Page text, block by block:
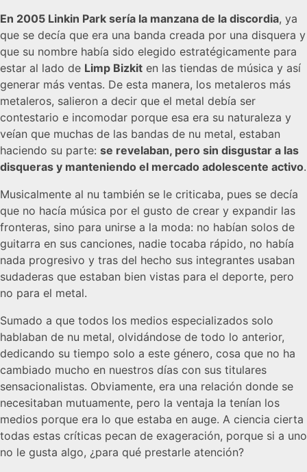
En 2005 Linkin Park sería la manzana de la discordia, ya
que se decía que era una banda creada por una disquera y
que su nombre había sido elegido estratégicamente para
estar al lado de Limp Bizkit en las tiendas de música y así
generar más ventas. De esta manera, los metaleros más
metaleros, salieron a decir que el metal debía ser
contestario e incomodar porque esa era su naturaleza y
veían que muchas de las bandas de nu metal, estaban
haciendo su parte: se revelaban, pero sin disgustar a las
disqueras y manteniendo el mercado adolescente activo.
Musicalmente al nu también se le criticaba, pues se decía
que no hacía música por el gusto de crear y expandir las
fronteras, sino para unirse a la moda: no habían solos de
guitarra en sus canciones, nadie tocaba rápido, no había
nada progresivo y tras del hecho sus integrantes usaban
sudaderas que estaban bien vistas para el deporte, pero
no para el metal.
Sumado a que todos los medios especializados solo
hablaban de nu metal, olvidándose de todo lo anterior,
dedicando su tiempo solo a este género, cosa que no ha
cambiado mucho en nuestros días con sus titulares
sensacionalistas. Obviamente, era una relación donde se
necesitaban mutuamente, pero la ventaja la tenían los
medios porque era lo que estaba en auge. A ciencia cierta
todas estas críticas pecan de exageración, porque si a uno
no le gusta algo, ¿para qué prestarle atención?